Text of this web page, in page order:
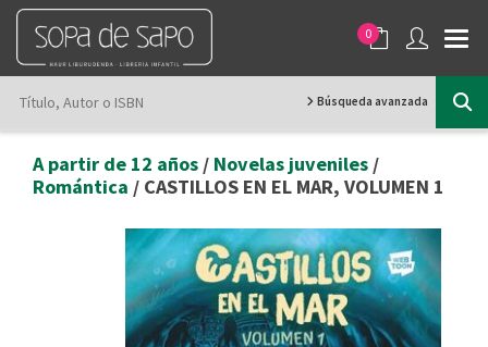
0
Búsqueda avanzada
A partir de 12 años / Novelas juveniles /
Romántica / CASTILLOS EN EL MAR, VOLUMEN 1